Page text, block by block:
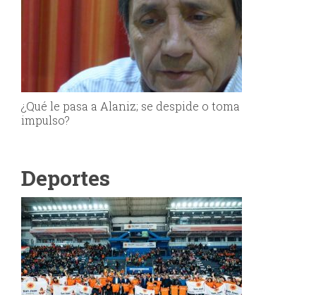
¿Qué le pasa a Alaniz; se despide o toma
impulso?
Deportes